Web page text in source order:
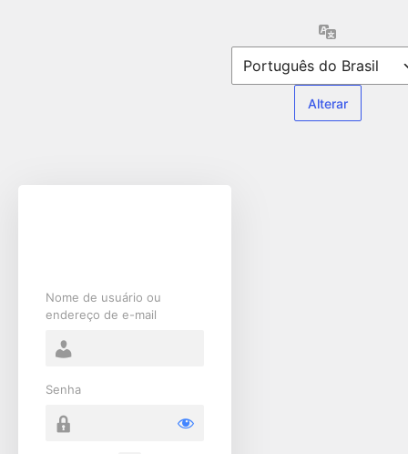
Nome de usuário ou
endereço de e-mail
Senha
Idioma